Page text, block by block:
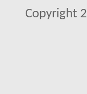
Copyright